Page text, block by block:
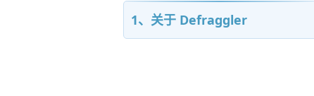
1、关于 Defraggler